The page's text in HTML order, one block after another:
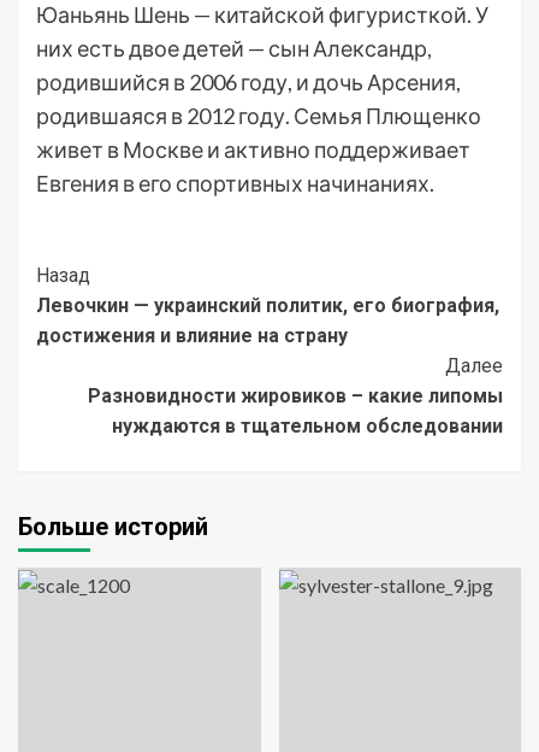
Юаньянь Шень — китайской фигуристкой. У
них есть двое детей — сын Александр,
родившийся в 2006 году, и дочь Арсения,
родившаяся в 2012 году. Семья Плющенко
живет в Москве и активно поддерживает
Евгения в его спортивных начинаниях.
Post
Navigation
Назад
Левочкин — украинский политик, его биография,
достижения и влияние на страну
Далее
Разновидности жировиков – какие липомы
нуждаются в тщательном обследовании
Больше историй